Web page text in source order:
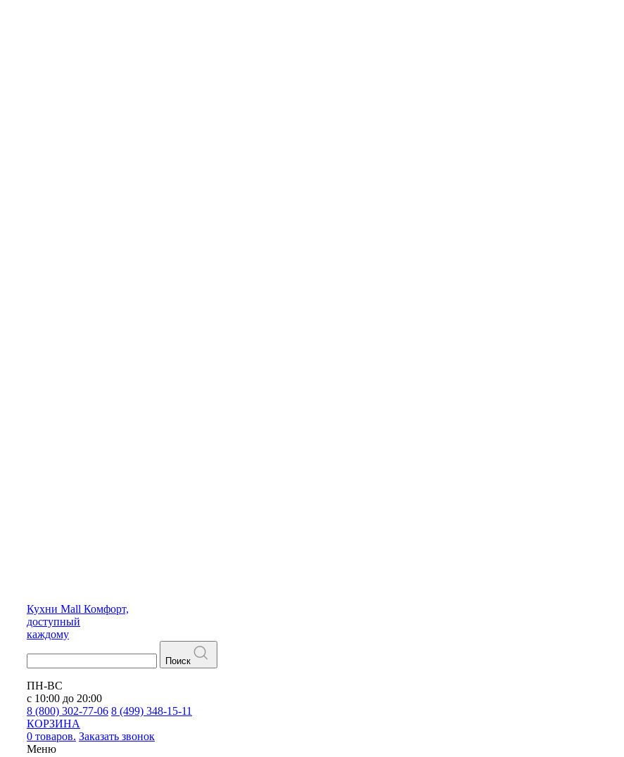
Кухни Mall Комфорт,
доступный
каждому
Поиск
ПН-ВС
с 10:00 до 20:00
8 (800) 302-77-06 8 (499) 348-15-11
КОРЗИНА
0 товаров. Заказать звонок
Меню